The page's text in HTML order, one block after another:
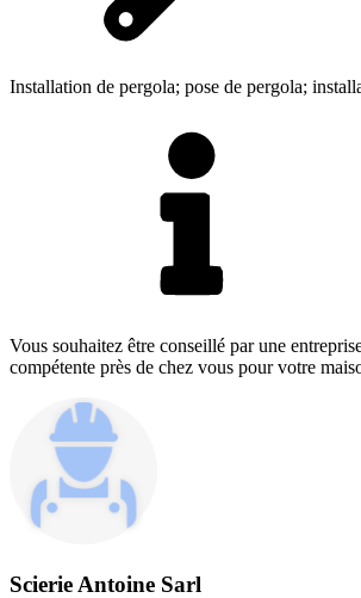
Installation de pergola; pose de pergola;
Vous souhaitez être conseillé par une
compétente près de chez vous pour votre
Scierie Antoine Sarl